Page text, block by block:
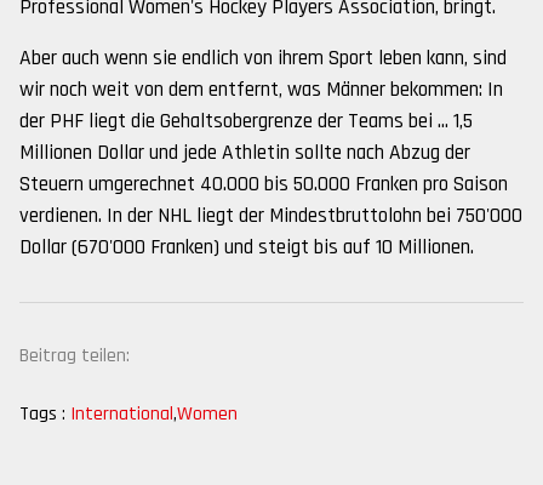
Professional Women's Hockey Players Association, bringt.
Aber auch wenn sie endlich von ihrem Sport leben kann, sind
wir noch weit von dem entfernt, was Männer bekommen: In
der PHF liegt die Gehaltsobergrenze der Teams bei ... 1,5
Millionen Dollar und jede Athletin sollte nach Abzug der
Steuern umgerechnet 40.000 bis 50.000 Franken pro Saison
verdienen. In der NHL liegt der Mindestbruttolohn bei 750'000
Dollar (670'000 Franken) und steigt bis auf 10 Millionen.
Beitrag teilen:
Tags : International,Women